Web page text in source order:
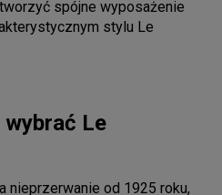
spójne wyposażenie
stylu Le
Le
nieprzerwanie od 1925 roku,